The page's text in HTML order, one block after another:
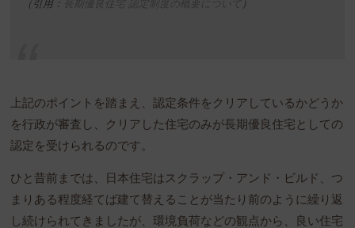
（引用： 長期優良住宅 認定制度の概要について ）
上記のポイントを踏まえ、認定条件をクリアしているかどうか
を行政が審査し、クリアした住宅のみが長期優良住宅としての
認定を受けられるのです。
ひと昔前までは、日本住宅はスクラップ・アンド・ビルド、つ
まりある程度経てば建て替えることが当たり前のように繰り返
し続けられてきましたが、環境負荷などの観点から、良い住宅